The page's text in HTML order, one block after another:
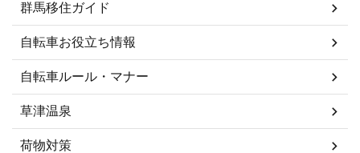
群馬移住ガイド
自転車お役立ち情報
自転車ルール・マナー
草津温泉
荷物対策